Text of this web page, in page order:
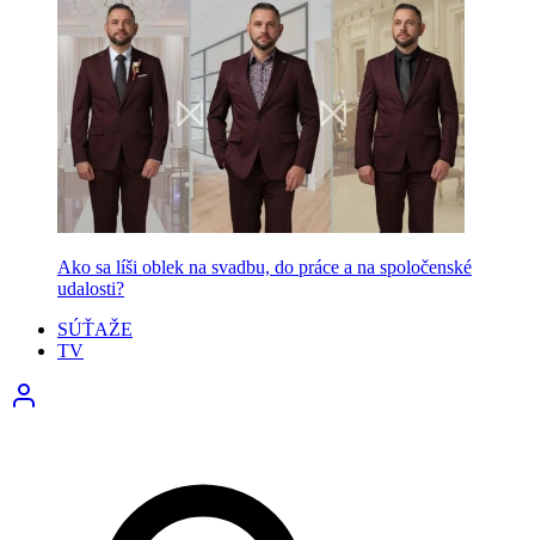
Ako sa líši oblek na svadbu, do práce a na spoločenské
udalosti?
SÚŤAŽE
TV